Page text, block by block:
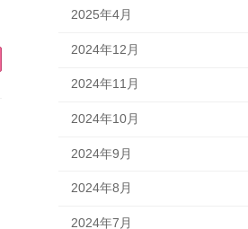
2025年4月
2024年12月
2024年11月
2024年10月
2024年9月
2024年8月
2024年7月